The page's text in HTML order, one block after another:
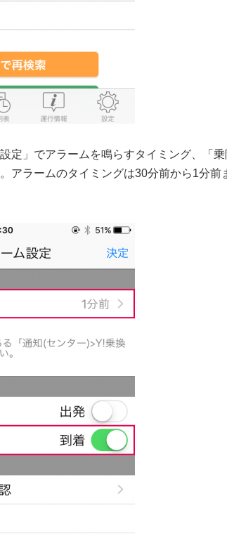
定」でアラームを鳴らすタイミング、「
アラームのタイミングは30分前から1分前